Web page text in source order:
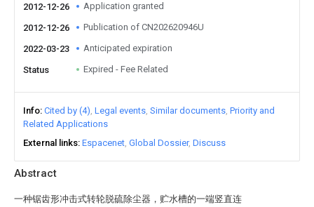
Abstract
一种锯齿形冲击式转轮脱硫除尘器，贮水槽的一端竖直连
2012-12-26 Application granted
2012-12-26 Publication of CN202620946U
2022-03-23 Anticipated expiration
Status Expired - Fee Related
Info Cited by (4) Legal events Similar documents Priority and
Related Applications
External links Espacenet Global Dossier Discuss